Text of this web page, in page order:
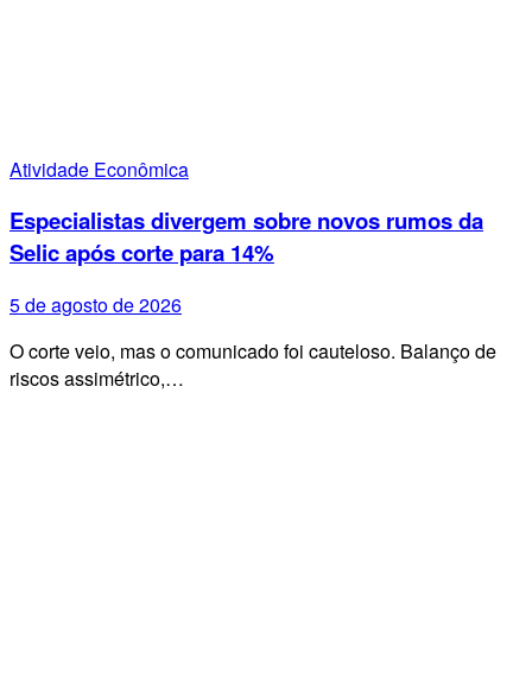
Atividade Econômica
Especialistas divergem sobre novos rumos da
Selic após corte para 14%
5 de agosto de 2026
O corte veio, mas o comunicado foi cauteloso. Balanço de
riscos assimétrico,…